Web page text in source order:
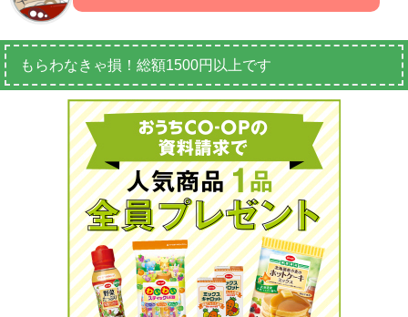
もらわなきゃ損！総額1500円以上です